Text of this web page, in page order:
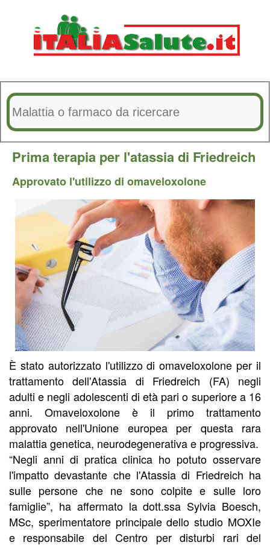
Prima terapia per l'atassia di Friedreich
Approvato l'utilizzo di omaveloxolone
È stato autorizzato l'utilizzo di omaveloxolone per il
trattamento dell'Atassia di Friedreich (FA) negli
adulti e negli adolescenti di età pari o superiore a 16
anni. Omaveloxolone è il primo trattamento
approvato nell'Unione europea per questa rara
malattia genetica, neurodegenerativa e progressiva.
“Negli anni di pratica clinica ho potuto osservare
l'impatto devastante che l'Atassia di Friedreich ha
sulle persone che ne sono colpite e sulle loro
famiglie”, ha affermato la dott.ssa Sylvia Boesch,
MSc, sperimentatore principale dello studio MOXIe
e responsabile del Centro per disturbi rari del